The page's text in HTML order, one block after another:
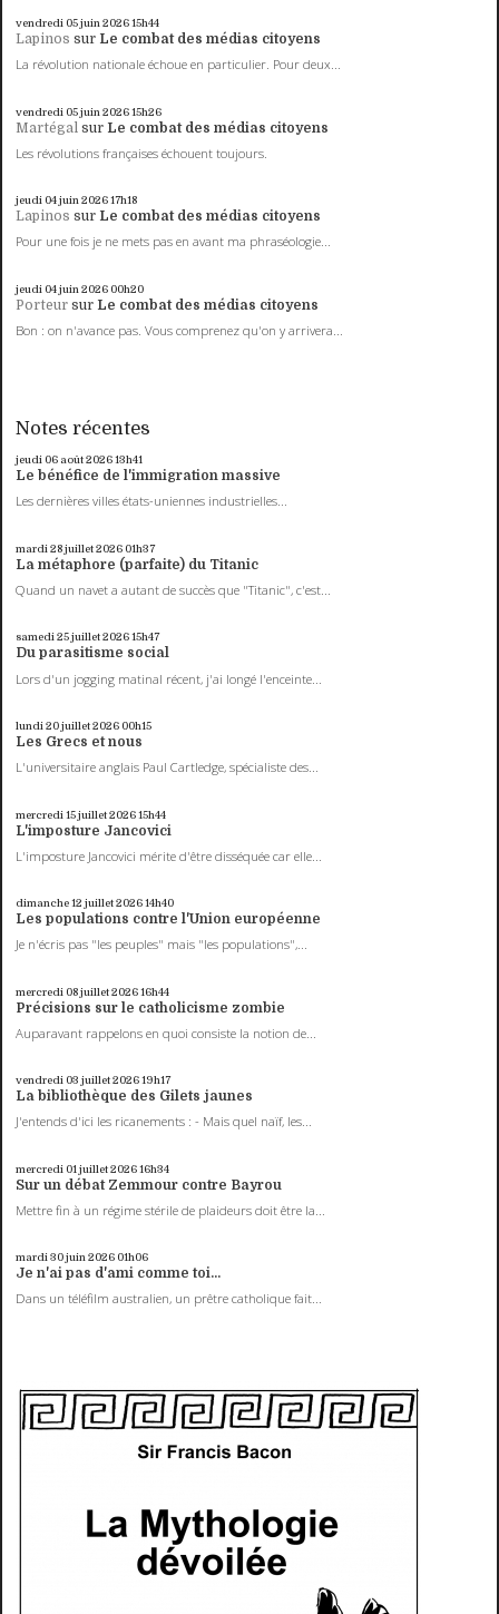
vendredi 05juin 202615h44
Lapinos sur Le combat des médias citoyens
La révolution nationale échoue en particulier. Pour deux...
vendredi 05juin 202615h26
Martégal sur Le combat des médias citoyens
Les révolutions françaises échouent toujours.
jeudi 04juin 202617h18
Lapinos sur Le combat des médias citoyens
Pour une fois je ne mets pas en avant ma phraséologie...
jeudi 04juin 2026 00h20
Porteur sur Le combat des médias citoyens
Bon : on n'avance pas. Vous comprenez qu'on y arrivera...
Notes récentes
jeudi 06 août 202613h41
Le bénéfice de l'immigration massive
Les dernières villes états-uniennes industrielles...
mardi 28juillet 2026 01h37
La métaphore (parfaite) du Titanic
Quand un navet a autant de succès que "Titanic", c'est...
samedi 25juillet 202615h47
Du parasitisme social
Lors d'un jogging matinal récent, j'ai longé l'enceinte...
lundi 20juillet 2026 00h15
Les Grecs et nous
L'universitaire anglais Paul Cartledge, spécialiste des...
mercredi 15juillet 202615h44
L'imposture Jancovici
L'imposture Jancovici mérite d'être disséquée car elle...
dimanche 12 juillet 202614h40
Les populations contre l'Union européenne
Je n'écris pas "les peuples" mais "les populations",...
mercredi 08juillet 202616h44
Précisions sur le catholicisme zombie
Auparavant rappelons en quoi consiste la notion de...
vendredi 03 juillet 202619h17
La bibliothèque des Gilets jaunes
J'entends d'ici les ricanements : - Mais quel naïf, les...
mercredi 01 juillet 202616h34
Sur un débat Zemmour contre Bayrou
Mettre fin à un régime stérile de plaideurs doit être la...
mardi 30juin 2026 01h06
Je n'ai pas d'ami comme toi...
Dans un téléfilm australien, un prêtre catholique fait...